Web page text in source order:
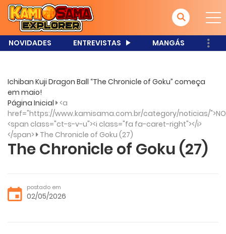
NOVIDADES ENTREVISTAS MANGÁS
Ichiban Kuji Dragon Ball “The Chronicle of Goku” começa
em maio!
Página Inicial <a
href="https://www.kamisama.com.br/category/noticias/
<span class="ct-s-v-u"><i class="fa fa-caret-right"></i>
</span> The Chronicle of Goku (27)
The Chronicle of Goku (27)
postado em
02/05/2026